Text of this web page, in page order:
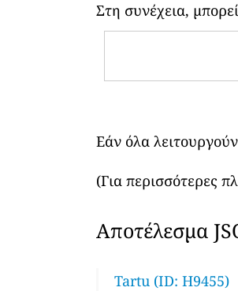
Στη συνέχεια,
Εάν όλα
(Για περισσότερες
Αποτέλεσμα
Tartu (ID: H9455)